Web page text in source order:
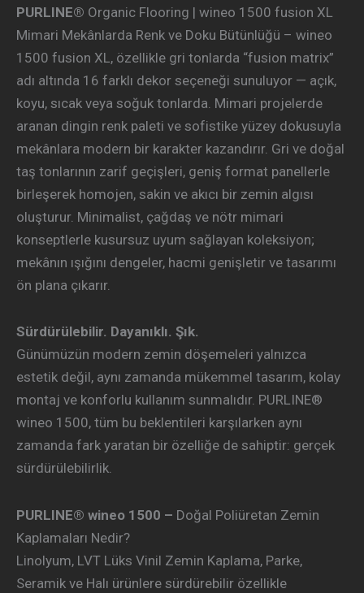
PURLINE® Organic Flooring | wineo 1500 fusion XL
Mimari Mekânlarda Renk ve Doku Bütünlüğü – wineo
1500 fusion XL, özellikle gri tonlarda “fusion matrix”
adı altında 16 farklı dekor seçeneği sunuluyor — açık,
koyu, sıcak veya soğuk tonlarda. Mimari projelerde
aranan dingin renk paleti ve sofistike yüzey dokusuyla
mekânlara modern bir karakter kazandırır. Gri ve doğal
taş tonlarının zarif geçişleri, geniş format panellerle
birleşerek homojen, sakin ve akıcı bir zemin algısı
oluşturur. Minimalist, çağdaş ve nötr mimari
konseptlerle kusursuz uyum sağlayan koleksiyon;
mekânın ışığını dengeler, hacmi genişletir ve tasarımı
ön plana çıkarır.
Sürdürülebilir. Dayanıklı. Şık.
Günümüzün modern zemin döşemeleri yalnızca
estetik değil, aynı zamanda mükemmel tasarım, kolay
montaj ve konforlu kullanım sunmalıdır. PURLINE®
wineo 1500, tüm bu beklentileri karşılarken aynı
zamanda fark yaratan bir özelliğe de sahiptir: gerçek
sürdürülebilirlik.
PURLINE® wineo 1500 – Doğal Poliüretan Zemin
Kaplamaları Nedir?
Linolyum, LVT Lüks Vinil Zemin Kaplama, Parke,
Seramik ve Halı ürünlere sürdürebilir özellikle